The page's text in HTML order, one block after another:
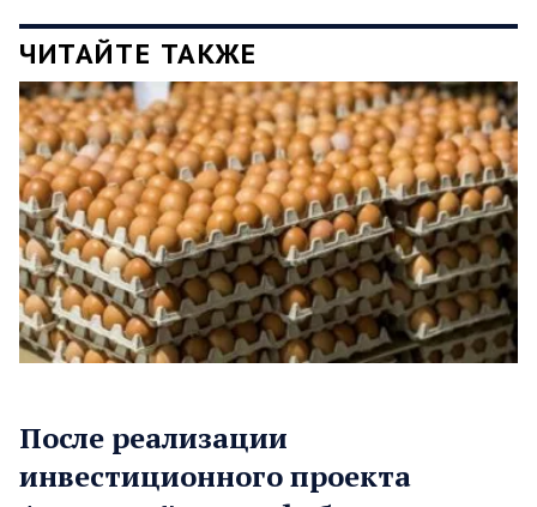
ЧИТАЙТЕ ТАКЖЕ
После реализации
инвестиционного проекта